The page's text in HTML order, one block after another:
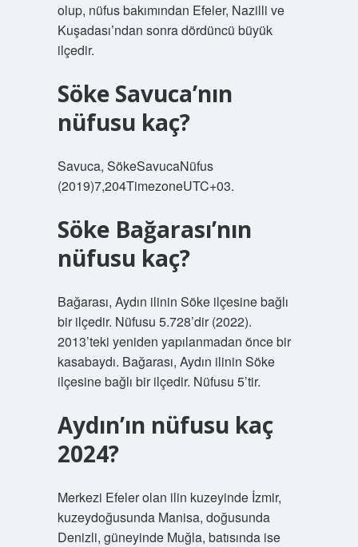
olup, nüfus bakımından Efeler, Nazilli ve
Kuşadası’ndan sonra dördüncü büyük
ilçedir.
Söke Savuca’nın
nüfusu kaç?
Savuca, SökeSavucaNüfus
(2019)7,204TimezoneUTC+03.
Söke Bağarası’nın
nüfusu kaç?
Bağarası, Aydın ilinin Söke ilçesine bağlı
bir ilçedir. Nüfusu 5.728’dir (2022).
2013’teki yeniden yapılanmadan önce bir
kasabaydı. Bağarası, Aydın ilinin Söke
ilçesine bağlı bir ilçedir. Nüfusu 5’tir.
Aydın’ın nüfusu kaç
2024?
Merkezi Efeler olan ilin kuzeyinde İzmir,
kuzeydoğusunda Manisa, doğusunda
Denizli, güneyinde Muğla, batısında ise